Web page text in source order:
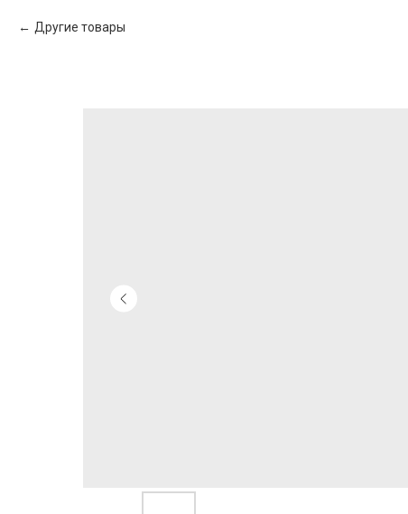
Другие товары